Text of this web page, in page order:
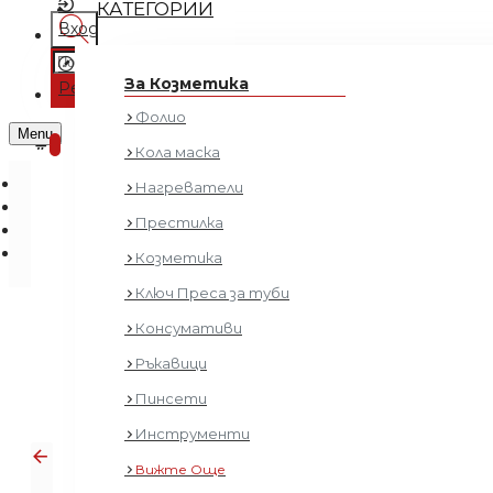
Регистрация
КАТЕГОРИИ
За Козметика
Фолио
Кола маска
Нагреватели
Престилка
Козметика
Ключ Преса за туби
Консумативи
Ръкавици
Пинсети
Инструменти
Вижте Още
0 продукта - € 0.00 (0.00 лв.)
0
Вход
Регистрация
Menu